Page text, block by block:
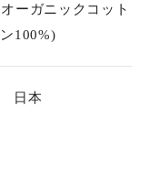
ーガニックコット
ン100%)
日本